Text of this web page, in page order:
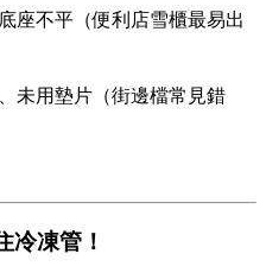
座不平（便利店雪櫃最易出
未用墊片（街邊檔常見錯
冷凍管！